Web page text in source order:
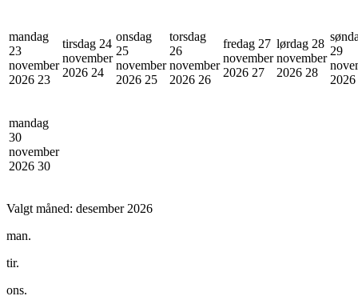
mandag
23
november
2026 23
tirsdag 24
november
2026 24
onsdag
25
november
2026 25
torsdag
26
november
2026 26
fredag 27
november
2026 27
lørdag 28
november
2026 28
29
2026
mandag
30
november
2026 30
Valgt måned: desember 2026
man.
tir.
ons.